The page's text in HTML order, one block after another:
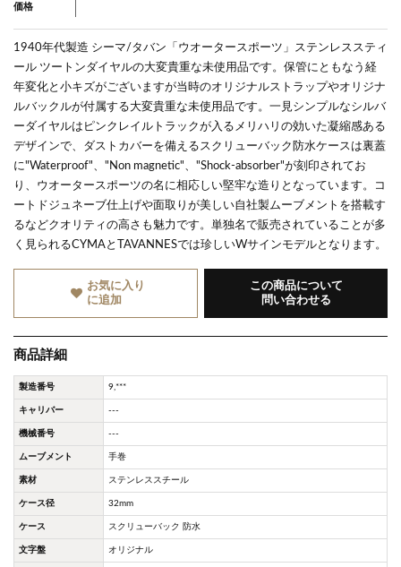
価格
1940年代製造 シーマ/タバン「ウオータースポーツ」ステンレススティ
ール ツートンダイヤルの大変貴重な未使用品です。保管にともなう経
年変化と小キズがございますが当時のオリジナルストラップやオリジナ
ルバックルが付属する大変貴重な未使用品です。一見シンプルなシルバ
ーダイヤルはピンクレイルトラックが入るメリハリの効いた凝縮感ある
デザインで、ダストカバーを備えるスクリューバック防水ケースは裏蓋
に"Waterproof"、"Non magnetic"、"Shock-absorber"が刻印されてお
り、ウオータースポーツの名に相応しい堅牢な造りとなっています。コ
ートドジュネーブ仕上げや面取りが美しい自社製ムーブメントを搭載す
るなどクオリティの高さも魅力です。単独名で販売されていることが多
く見られるCYMAとTAVANNESでは珍しいWサインモデルとなります。
お気に入り
に追加
この商品について
問い合わせる
商品詳細
製造番号 9,***
キャリバー ---
機械番号 ---
ムーブメント 手巻
素材 ステンレススチール
ケース径 32mm
ケース スクリューバック 防水
文字盤 オリジナル